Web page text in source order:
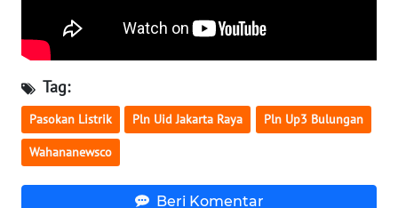
Tag:
Pasokan Listrik Pln Uid Jakarta Raya Pln Up3 Bulungan
Wahananewsco
Beri Komentar
WN
BENGKULU
WN
LAMPUNG
WN
JATENG